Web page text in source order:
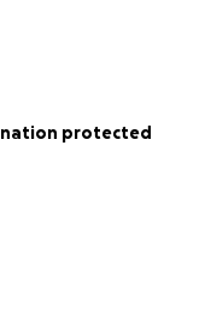
protected